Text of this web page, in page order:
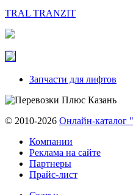
TRAL TRANZIT
Запчасти для лифтов
© 2010-2026 Онлайн-
Компании
Реклама на сайте
Партнеры
Прайс-лист